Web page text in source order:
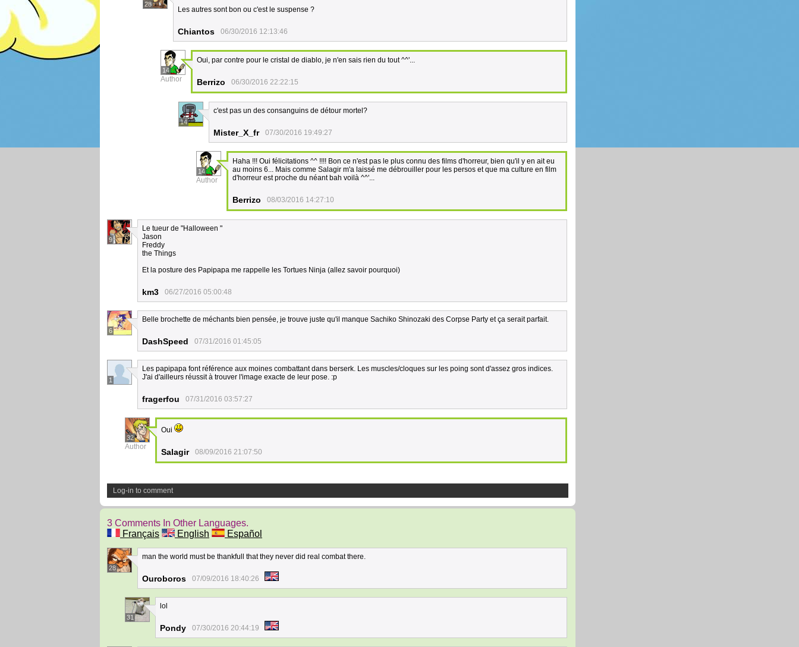
28
Les autres sont bon ou c'est le suspense ?
Chiantos 06/30/2016 12:13:46
14
Author
Oui, par contre pour le cristal de diablo, je n'en sais rien du tout ^^'...
Berrizo 06/30/2016 22:22:15
14
c'est pas un des consanguins de détour mortel?
Mister_X_fr 07/30/2016 19:49:27
14
Author
Haha !!! Oui félicitations ^^ !!!! Bon ce n'est pas le plus connu des films d'horreur, bien qu'il y en ait eu
au moins 6... Mais comme Salagir m'a laissé me débrouiller pour les persos et que ma culture en film
d'horreur est proche du néant bah voilà ^^'...
Berrizo 08/03/2016 14:27:10
9
Le tueur de "Halloween "
Jason
Freddy
the Things
Et la posture des Papipapa me rappelle les Tortues Ninja (allez savoir pourquoi)
km3 06/27/2016 05:00:48
6
Belle brochette de méchants bien pensée, je trouve juste qu'il manque Sachiko Shinozaki des Corpse Party et ça serait parfait.
DashSpeed 07/31/2016 01:45:05
1
Les papipapa font référence aux moines combattant dans berserk. Les muscles/cloques sur les poing sont d'assez gros indices.
J'ai d'ailleurs réussit à trouver l'image exacte de leur pose. :p
fragerfou 07/31/2016 03:57:27
32
Author
Oui
Salagir 08/09/2016 21:07:50
Log-in to comment
3 Comments In Other Languages.
Français
English Español
28
man the world must be thankfull that they never did real combat there.
Ouroboros 07/09/2016 18:40:26
31
lol
Pondy 07/30/2016 20:44:19